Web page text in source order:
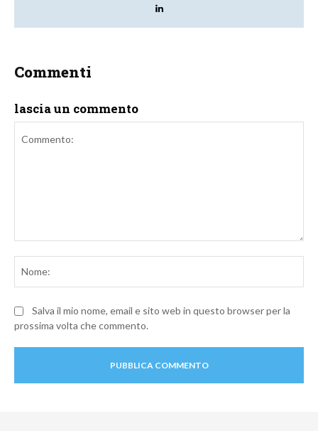
Commenti
lascia un commento
Salva il mio nome, email e sito web in questo browser per la
prossima volta che commento.